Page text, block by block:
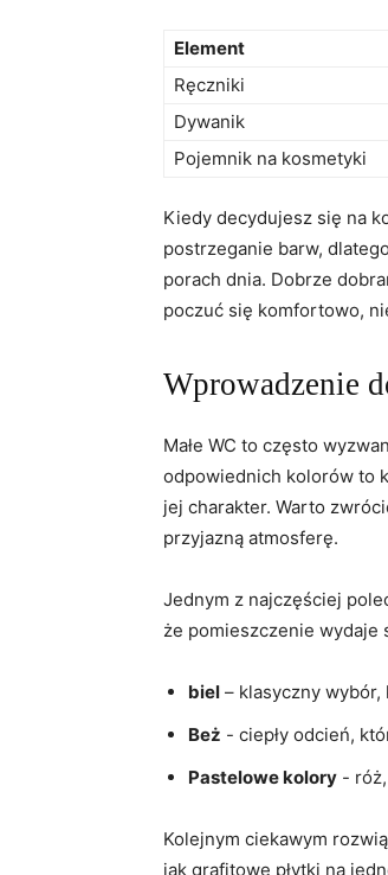
Element
Ręczniki
Dywanik
Pojemnik na kosmetyki
Kiedy decydujesz się na
postrzeganie barw,
porach dnia. Dobrze
poczuć się komfortowo,
Wprowadzenie
Małe WC to ⁢często
odpowiednich kolorów to‌
jej charakter. Warto
przyjazną atmosferę.
Jednym z najczęściej
że pomieszczenie wydaje
biel – klasyczny
Beż -⁤ ciepły odcień,
Pastelowe kolory ⁣-
Kolejnym⁢ ciekawym
jak grafitowe płytki na